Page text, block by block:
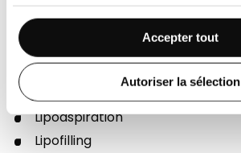
Accepter tout
Autoriser la sélection
Techniques
Lambeau libre microchirurgie
Lipoaspiration
Lipofilling